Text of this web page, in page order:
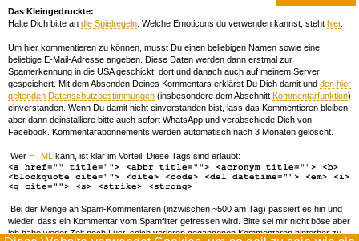
Das Kleingedruckte:
Halte Dich bitte an die Spielregeln . Welche Emoticons du verwenden kannst, steht hier.
Um hier kommentieren zu können, musst Du einen beliebigen Namen sowie eine
beliebige E-Mail-Adresse angeben. Diese Daten werden dann erstmal zur
Spamerkennung in die USA geschickt, dort und danach auch auf meinem Server
gespeichert. Mit dem Absenden Deines Kommentars erklärst Du Dich damit und den hier
geltenden Datenschutzbestimmungen (insbesondere dem Abschnitt Kommentarfunktion)
einverstanden. Wenn Du damit nicht einverstanden bist, lass das Kommentieren bleiben,
aber dann deinstalliere bitte auch sofort WhatsApp und verabschiede Dich von
Facebook. Kommentarabonnements werden automatisch nach 3 Monaten gelöscht.
Wer HTML kann, ist klar im Vorteil. Diese Tags sind erlaubt:
<a href="" title=""> <abbr title=""> <acronym title=""> <b>
<blockquote cite=""> <cite> <code> <del datetime=""> <em> <i>
<q cite=""> <s> <strike> <strong>
Bei der Menge an Spam-Kommentaren (inzwischen ~500 am Tag) passiert es hin und
wieder, dass ein Kommentar vom Spamfilter gefressen wird. Bitte sei mir nicht böse aber
ich habe weder Zeit noch Lust, solch verloren gegangenen Kommentaren hinterher zu